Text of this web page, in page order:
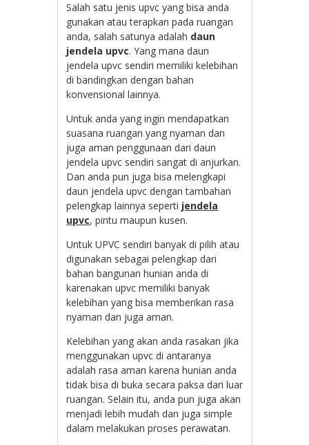
Salah satu jenis upvc yang bisa anda
gunakan atau terapkan pada ruangan
anda, salah satunya adalah daun
jendela upvc. Yang mana daun
jendela upvc sendiri memiliki kelebihan
di bandingkan dengan bahan
konvensional lainnya.
Untuk anda yang ingin mendapatkan
suasana ruangan yang nyaman dan
juga aman penggunaan dari daun
jendela upvc sendiri sangat di anjurkan.
Dan anda pun juga bisa melengkapi
daun jendela upvc dengan tambahan
pelengkap lainnya seperti jendela
upvc, pintu maupun kusen.
Untuk UPVC sendiri banyak di pilih atau
digunakan sebagai pelengkap dari
bahan bangunan hunian anda di
karenakan upvc memiliki banyak
kelebihan yang bisa memberikan rasa
nyaman dan juga aman.
Kelebihan yang akan anda rasakan jika
menggunakan upvc di antaranya
adalah rasa aman karena hunian anda
tidak bisa di buka secara paksa dari luar
ruangan. Selain itu, anda pun juga akan
menjadi lebih mudah dan juga simple
dalam melakukan proses perawatan.